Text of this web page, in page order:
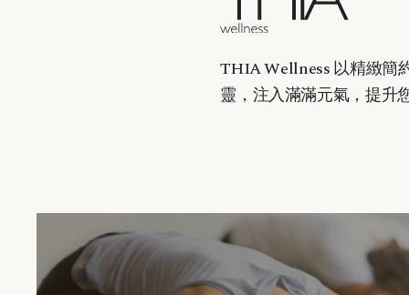
THIA Wellness以精緻簡
靈，注入滿滿元氣，提升